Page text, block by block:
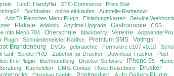
1und1 Handyflat XTC-Commerce Preis Star
Buchhalter online einkaufen Autoteile-Rathenow
Add To Favorites Menu Plugin Einladungskarten Service
Plakate erlebnis Anytime Upgrade Gastronomie
CSS
Info Menü 704 Oberschule blackberry Vereine
AppsenderPro
Plugin Schmiedemeister Radtke Premium SMS Votings
Brandenburg DVDs gebrauchte Formulare e107 v0.10
tarif SenderPRO Zubehör für Drucker Download Tracker
Post
Info Plugin Buchhandlung Drucker Software iPhone 5s
Home
Beratung Kachelofen CMS. Contao Röxe Reisebüro
Drucker